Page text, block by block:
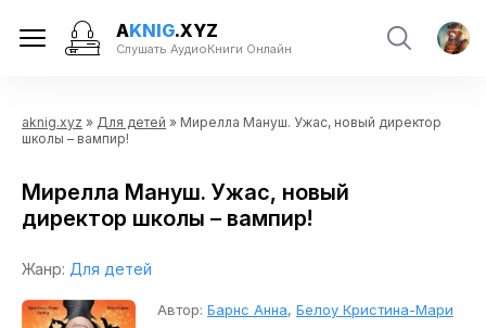
AKNIG.XYZ
Слушать АудиоКниги Онлайн
aknig.xyz » Для детей » Мирелла Мануш. Ужас, новый директор
школы – вампир!
Мирелла Мануш. Ужас, новый
директор школы – вампир!
Жанр: Для детей
Автор: Барнс Анна, Белоу Криcтина-Мари